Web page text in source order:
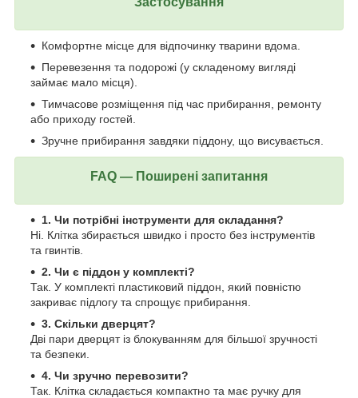
Комфортне місце для відпочинку тварини вдома.
Перевезення та подорожі (у складеному вигляді
займає мало місця).
Тимчасове розміщення під час прибирання, ремонту
або приходу гостей.
Зручне прибирання завдяки піддону, що висувається.
FAQ — Поширені запитання
1. Чи потрібні інструменти для складання?
Ні. Клітка збирається швидко і просто без інструментів
та гвинтів.
2. Чи є піддон у комплекті?
Так. У комплекті пластиковий піддон, який повністю
закриває підлогу та спрощує прибирання.
3. Скільки дверцят?
Дві пари дверцят із блокуванням для більшої зручності
та безпеки.
4. Чи зручно перевозити?
Так. Клітка складається компактно та має ручку для